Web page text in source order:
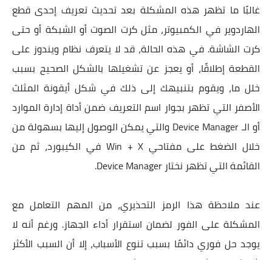
غالبًا ما تظهر هذه المشكلة بعد تحديث تعريف إحدى قطع
الهاردوير في الكمبيوتر، مثل كرت الصوت أو الشبكة أو حتى
كرت الشاشة. في هذه الحالة، قد لا يتعرف نظام ويندوز على
القطعة إطلاقًا، أو يعجز عن تشغيلها بالشكل الصحيح بسبب
خلل ما، ويقوم بتنبيهك إلى ذلك في شكل أيقونة المثلث
الأصفر التي تظهر بجوار اسم التعريف ضمن أداة إدارة الموارد
أو الـ Device Manager والتي يمكن الوصول إليها بسهولة من
خلال الضغط على مفتاحي Win + X في الكيبورد، ثم من
القائمة التي تظهر نختار Device Manager.
عند ملاحظة هذا الرمز التحذيري، من المهم التعامل مع
المشكلة على الفور لضمان استقرار أداء الجهاز. ورغم أنه لا
يوجد حل فوري دائمًا بسبب تنوع الأسباب، إلا أن السبب الأكثر